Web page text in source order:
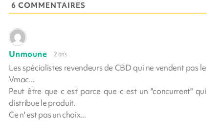
6 COMMENTAIRES
Unmoune 2 ans
Les spécialistes revendeurs de CBD qui ne vendent pas le
Vmac...
Peut être que c est parce que c est un "concurrent" qui
distribue le produit.
Ce n' est pas un choix...